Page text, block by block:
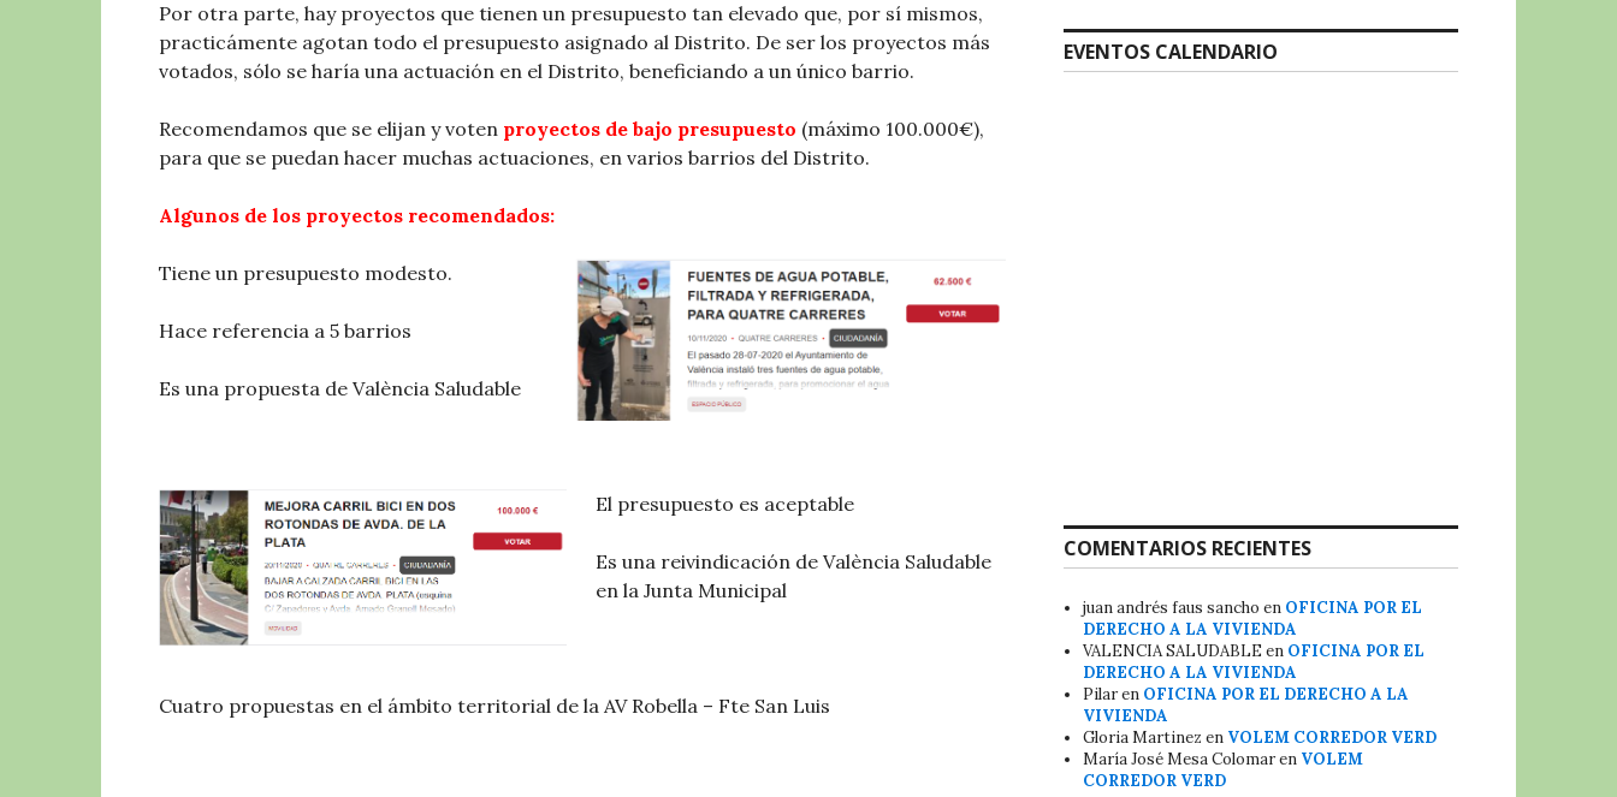
Por otra parte, hay proyectos que tienen un presupuesto tan elevado que, por sí mismos,
practicámente agotan todo el presupuesto asignado al Distrito. De ser los proyectos más
votados, sólo se haría una actuación en el Distrito, beneficiando a un único barrio.
Recomendamos que se elijan y voten proyectos de bajo presupuesto (máximo 100.000€),
para que se puedan hacer muchas actuaciones, en varios barrios del Distrito.
Algunos de los proyectos recomendados:
Tiene un presupuesto modesto.
Hace referencia a 5 barrios
Es una propuesta de València Saludable
El presupuesto es aceptable
Es una reivindicación de València Saludable
en la Junta Municipal
Cuatro propuestas en el ámbito territorial de la AV Robella – Fte San Luis
EVENTOS CALENDARIO
COMENTARIOS RECIENTES
juan andrés faus sancho en OFICINA POR EL
DERECHO A LA VIVIENDA
VALENCIA SALUDABLE en OFICINA POR EL
DERECHO A LA VIVIENDA
Pilaren OFICINA POR EL DERECHO A LA
VIVIENDA
Gloria Martinez en VOLEM CORREDOR VERD
María José Mesa Colomaren VOLEM
CORREDOR VERD